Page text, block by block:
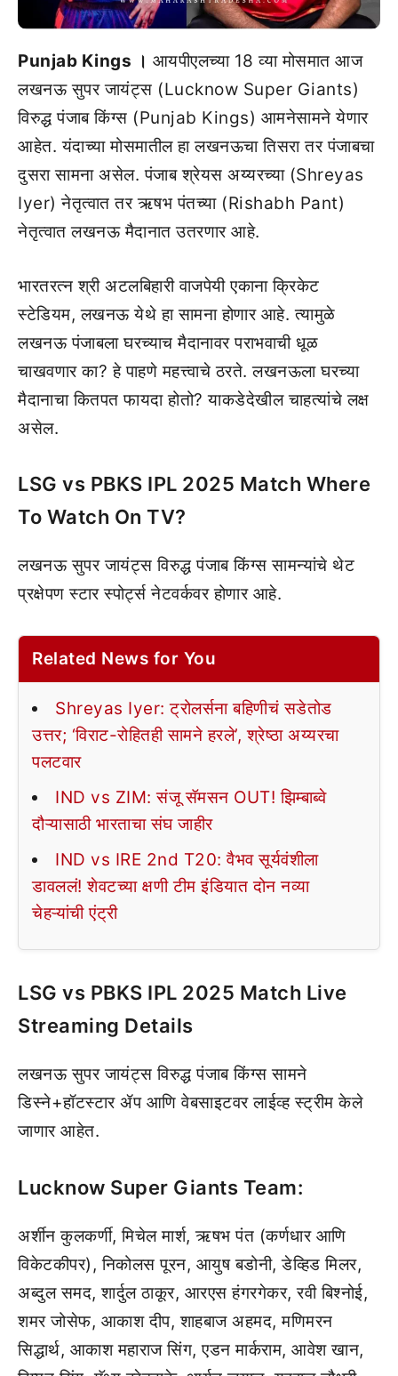
Punjab Kings । आयपीएलच्या 18 व्या मोसमात आज
लखनऊ सुपर जायंट्स (Lucknow Super Giants)
विरुद्ध पंजाब किंग्स (Punjab Kings) आमनेसामने येणार
आहेत. यंदाच्या मोसमातील हा लखनऊचा तिसरा तर पंजाबचा
दुसरा सामना असेल. पंजाब श्रेयस अय्यरच्या (Shreyas
Iyer) नेतृत्वात तर ऋषभ पंतच्या (Rishabh Pant)
नेतृत्वात लखनऊ मैदानात उतरणार आहे.
भारतरत्न श्री अटलबिहारी वाजपेयी एकाना क्रिकेट
स्टेडियम, लखनऊ येथे हा सामना होणार आहे. त्यामुळे
लखनऊ पंजाबला घरच्याच मैदानावर पराभवाची धूळ
चाखवणार का? हे पाहणे महत्त्वाचे ठरते. लखनऊला घरच्या
मैदानाचा कितपत फायदा होतो? याकडेदेखील चाहत्यांचे लक्ष
असेल.
LSG vs PBKS IPL 2025 Match Where
To Watch On TV?
लखनऊ सुपर जायंट्स विरुद्ध पंजाब किंग्स सामन्यांचे थेट
प्रक्षेपण स्टार स्पोर्ट्स नेटवर्कवर होणार आहे.
Related News for You
Shreyas Iyer: ट्रोलर्सना बहिणीचं सडेतोड
उत्तर; ‘विराट-रोहितही सामने हरले’, श्रेष्ठा अय्यरचा
पलटवार
IND vs ZIM: संजू सॅमसन OUT! झिम्बाब्वे
दौऱ्यासाठी भारताचा संघ जाहीर
IND vs IRE 2nd T20: वैभव सूर्यवंशीला
डावललं! शेवटच्या क्षणी टीम इंडियात दोन नव्या
चेहऱ्यांची एंट्री
LSG vs PBKS IPL 2025 Match Live
Streaming Details
लखनऊ सुपर जायंट्स विरुद्ध पंजाब किंग्स सामने
डिस्ने+हॉटस्टार ॲप आणि वेबसाइटवर लाईव्ह स्ट्रीम केले
जाणार आहेत.
Lucknow Super Giants Team:
अर्शीन कुलकर्णी, मिचेल मार्श, ऋषभ पंत (कर्णधार आणि
विकेटकीपर), निकोलस पूरन, आयुष बडोनी, डेव्हिड मिलर,
अब्दुल समद, शार्दुल ठाकूर, आरएस हंगरगेकर, रवी बिश्नोई,
शमर जोसेफ, आकाश दीप, शाहबाज अहमद, मणिमरन
सिद्धार्थ, आकाश महाराज सिंग, एडन मार्कराम, आवेश खान,